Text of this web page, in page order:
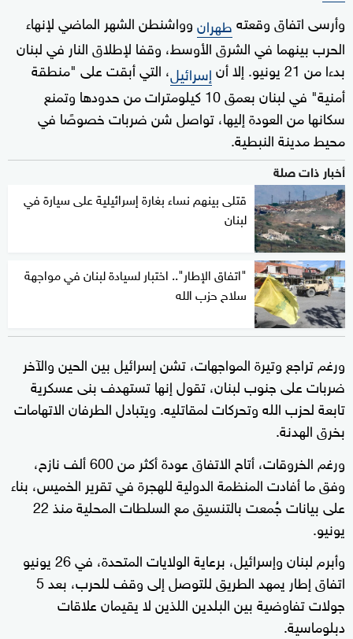
وأرسى اتفاق وقعتهطهرانوواشنطن الشهر الماضي لإنهاء
الحرب بينهما في الشرق الأوسط، وقفا لإطلاق النار في لبنان
بدءا من 21 يونيو. إلا أن
إسرائيل، التي أبقت على "منطقة
أمنية" في لبنان بعمق 10 كيلومترات من حدودها وتمنع
سكانها من العودة إليها، تواصل شن ضربات خصوصًا في
محيط مدينة النبطية.
أخبار ذات صلة
قتلى بينهم نساء بغارة إسرائيلية على سيارة في
لبنان
"اتفاق الإطار".. اختبار لسيادة لبنان في مواجهة
سلاح حزب الله
ورغم تراجع وتيرة المواجهات، تشن إسرائيل بين الحين والآخر
ضربات على جنوب لبنان، تقول إنها تستهدف بنى عسكرية
تابعة لحزب الله وتحركات لمقاتليه. ويتبادل الطرفان الاتهامات
بخرق الهدنة.
ورغم الخروقات، أتاح الاتفاق عودة أكثر من 600 ألف نازح،
وفق ما أفادت المنظمة الدولية للهجرة في تقرير الخميس، بناء
على بيانات جُمعت بالتنسيق مع السلطات المحلية منذ 22
يونيو.
وأبرم لبنان وإسرائيل، برعاية الولايات المتحدة، في 26 يونيو
اتفاق إطار يمهد الطريق للتوصل إلى وقف للحرب، بعد 5
جولات تفاوضية بين البلدين اللذين لا يقيمان علاقات
دبلوماسية.